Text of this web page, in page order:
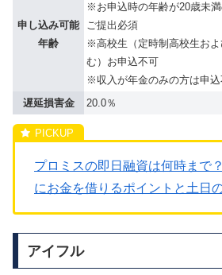
申し込み可能
年齢
※お申込時の年齢が20歳未
ご提出必須
※高校生（定時制高校生お
む）お申込不可
※収入が年金のみの方は申
遅延損害金
20.0％
プロミスの即日融資は何時まで
にお金を借りるポイントと土日
アイフル